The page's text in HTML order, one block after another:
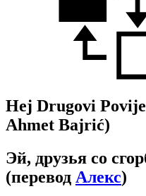
Hej Drugovi
Ahmet Bajrić)
Эй, друзья со
(перевод Алекс)